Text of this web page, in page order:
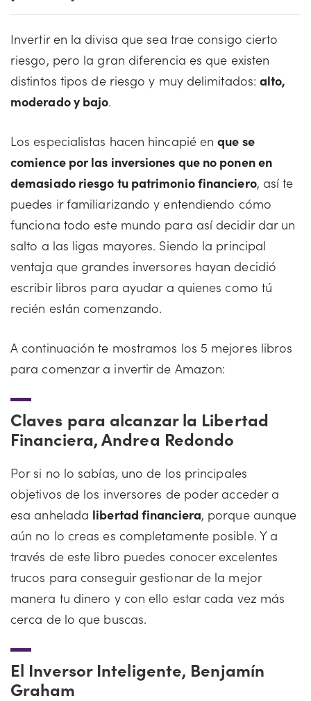
Invertir en la divisa que sea trae consigo cierto
riesgo, pero la gran diferencia es que existen
distintos tipos de riesgo y muy delimitados:alto,
moderado y bajo.
Los especialistas hacen hincapié enque se
comience por las inversiones que no ponen en
demasiado riesgo tu patrimonio financiero, así te
puedes ir familiarizando y entendiendo cómo
funciona todo este mundo para así decidir dar un
salto a las ligas mayores. Siendo la principal
ventaja que grandes inversores hayan decidió
escribir libros para ayudar a quienes como tú
recién están comenzando.
A continuación te mostramos los 5 mejores libros
para comenzar a invertir de Amazon:
Claves para alcanzar la Libertad
Financiera, Andrea Redondo
Por si no lo sabías, uno de los principales
objetivos de los inversores de poder acceder a
esa anhelada libertad financiera, porque aunque
aún no lo creas es completamente posible. Y a
través de este libro puedes conocer excelentes
trucos para conseguir gestionar de la mejor
manera tu dinero y con ello estar cada vez más
cerca de lo que buscas.
El Inversor Inteligente, Benjamín
Graham